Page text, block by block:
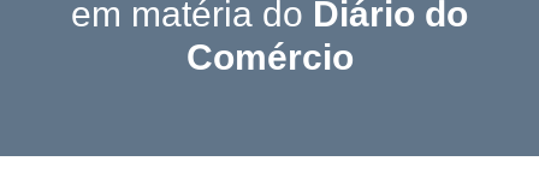
em matéria do Diário do
Comércio